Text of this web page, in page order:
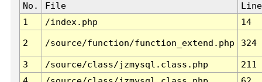
No. File
Line
1
/index.php 14
2 /source/function/function_extend.php 324
3 /source/class/jzmysql.class.php
211